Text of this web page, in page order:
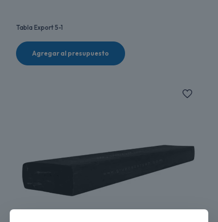
Tabla Export 5-1
Agregar al presupuesto